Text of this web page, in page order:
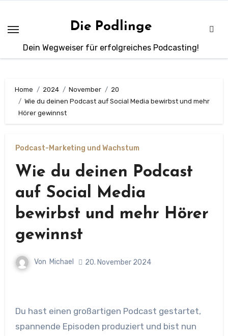
springen
Die Podlinge
Dein Wegweiser für erfolgreiches Podcasting!
Home 2024 November
20
Wie du deinen Podcast auf Social Media bewirbst und mehr
Hörer gewinnst
Podcast-Marketing und Wachstum
Wie du deinen Podcast
auf Social Media
bewirbst und mehr Hörer
gewinnst
Von Michael 20. November 2024
Du hast einen großartigen Podcast gestartet,
spannende Episoden produziert und bist nun